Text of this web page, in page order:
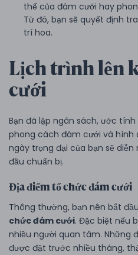
thể của đám cưới hay
Từ đó, bạn sẽ quyết định
trí hoa.
Lịch trình lên
cưới
Bạn đã lập ngân sách, ước
phong cách đám cưới và hình
ngày trọng đại của bạn sẽ
đầu chuẩn bị.
Địa điểm tổ chức đám cưới
Thông thường, bạn nên bắt
chức đám cưới. Đặc biệt nếu
nhiều người quan tâm. Những
được đặt trước nhiều tháng,